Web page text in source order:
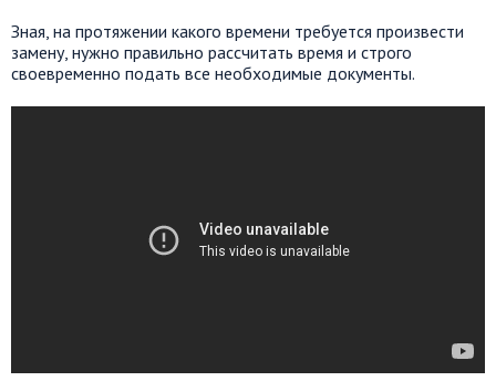
Зная, на протяжении какого времени требуется произвести
замену, нужно правильно рассчитать время и строго
своевременно подать все необходимые документы.